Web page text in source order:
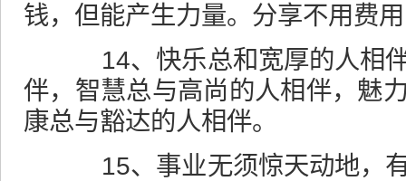
钱，但能产生力量。分享不用费
14、快乐总和宽厚的人相
伴，智慧总与高尚的人相伴，魅
康总与豁达的人相伴。
15、事业无须惊天动地，有